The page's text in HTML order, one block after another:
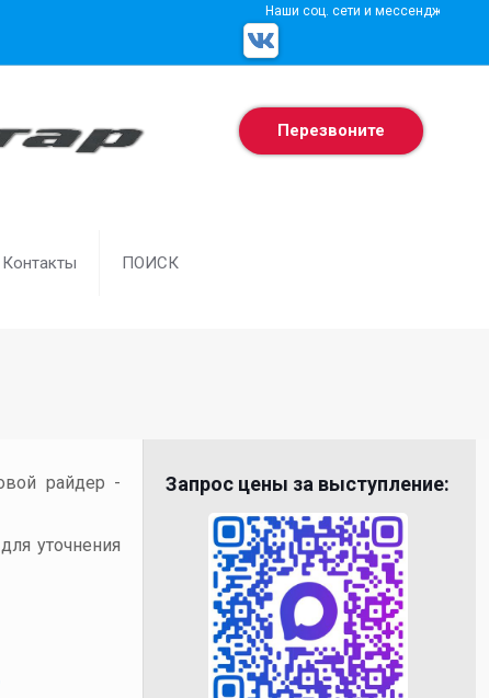
Наши соц. сети и мессенджеры
Контакты ПОИСК
Перезвоните
райдер -
уточнения
Запрос цены за выступление: